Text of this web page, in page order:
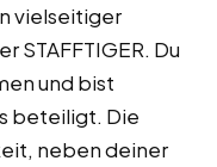
vielseitiger
STAFFTIGER. Du
und bist
beteiligt. Die
neben deiner